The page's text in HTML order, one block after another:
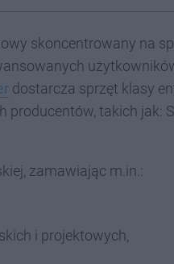
skoncentrowany na
dostarcza sprzęt klasy
takich jak:
zamawiając m.in.:
i projektowych,